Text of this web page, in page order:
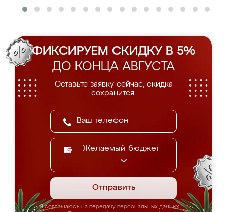
ФИКСИРУЕМ СКИДКУ В 5%
ДО КОНЦА АВГУСТА
Оставьте заявку сейчас, скидка
сохранится.
Желаемый бюджет
Отправить
Я соглашаюсь на передачу персональных данных